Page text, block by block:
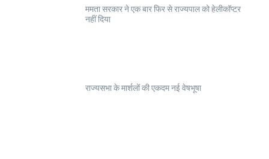
ममता सरकार ने एक बार फिर से राज्यपाल को हेलीकॉप्टर
नहीं दिया
राज्यसभा के मार्शलों की एकदम नई वेषभूषा